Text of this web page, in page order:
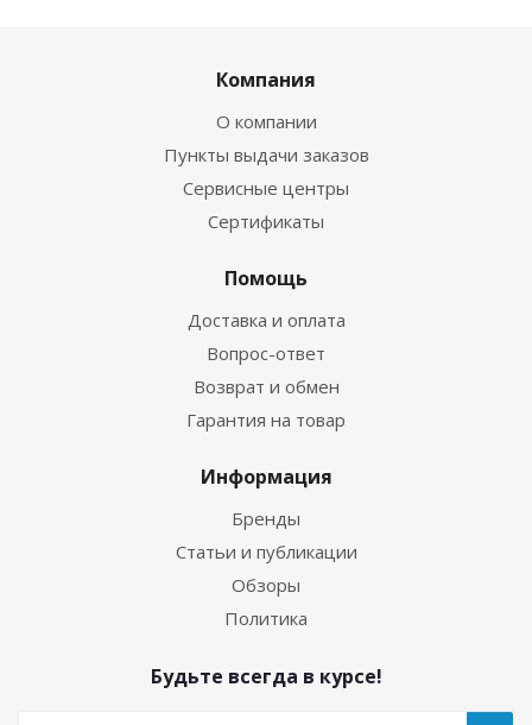
Компания
О компании
Пункты выдачи заказов
Сервисные центры
Сертификаты
Помощь
Доставка и оплата
Вопрос-ответ
Возврат и обмен
Гарантия на товар
Информация
Бренды
Статьи и публикации
Обзоры
Политика
Будьте всегда в курсе!